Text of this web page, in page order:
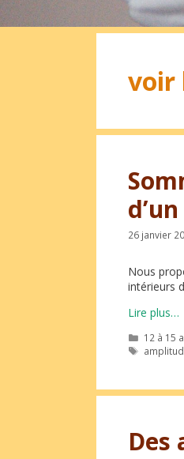
voir
26 janvier
Nous
intérieurs
Lire plus…
12 à 15
Des